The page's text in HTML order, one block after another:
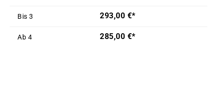
Bis 3 293,00 €*
Ab 4 285,00 €*